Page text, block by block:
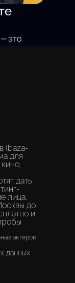
это
(baza-
для
дать
лица.
до
и
актёров
данных